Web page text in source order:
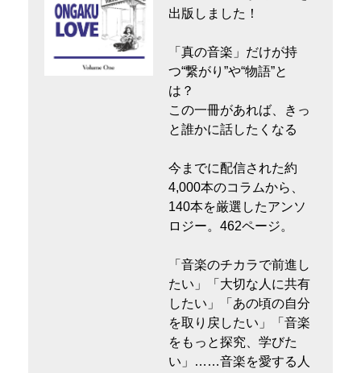
出版しました！
「真の音楽」だけが持
つ“繋がり”や“物語”と
は？
この一冊があれば、きっ
と誰かに話したくなる
今までに配信された約
4,000本のコラムから、
140本を厳選したアンソ
ロジー。462ページ。
「音楽のチカラで前進し
たい」「大切な人に共有
したい」「あの頃の自分
を取り戻したい」「音楽
をもっと探究、学びた
い」……音楽を愛する人